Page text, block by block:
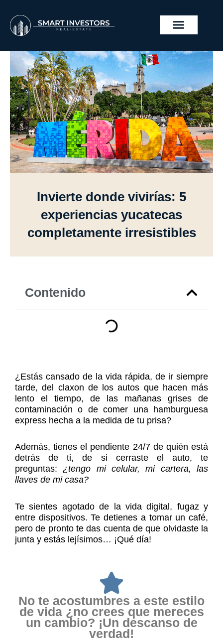
contenido
Invierte donde vivirías: 5
experiencias yucatecas
completamente irresistibles
Contenido
¿Estás cansado de la vida rápida, de ir siempre
tarde, del claxon de los autos que hacen más
lento el tiempo, de las mañanas grises de
contaminación o de comer una hamburguesa
express hecha a la medida de tu prisa?
Además, tienes el pendiente 24/7 de quién está
detrás de ti, de si cerraste el auto, te
preguntas:¿tengo mi celular, mi cartera, las
llaves de mi casa?
Te sientes agotado de la vida digital, fugaz y
entre dispositivos. Te detienes a tomar un café,
pero de pronto te das cuenta de que olvidaste la
junta y estás lejísimos… ¡Qué día!
No te acostumbres a este estilo
de vida ¿no crees que mereces
un cambio? ¡Un descanso de
verdad!